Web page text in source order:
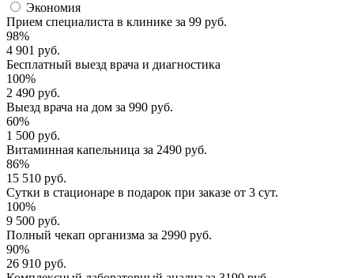
Экономия
Прием специалиста в клинике за 99 руб.
98%
4 901 руб.
Бесплатный выезд врача и диагностика
100%
2 490 руб.
Выезд врача на дом за 990 руб.
60%
1 500 руб.
Витаминная капельница за 2490 руб.
86%
15 510 руб.
Сутки в стационаре в подарок при заказе от 3 сут.
100%
9 500 руб.
Полный чекап организма за 2990 руб.
90%
26 910 руб.